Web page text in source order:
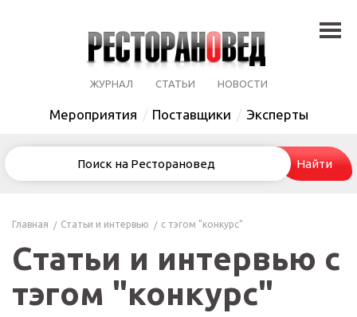
ЖУРНАЛ СТАТЬИ НОВОСТИ
Мероприятия Поставщики Эксперты
Главная Статьи и интервью с тэгом "конкурс"
Статьи и интервью с
тэгом "конкурс"